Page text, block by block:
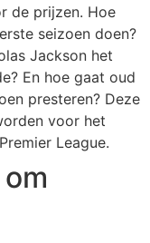
de prijzen. Hoe
seizoen doen?
Jackson het
En hoe gaat oud
presteren? Deze
voor het
League.